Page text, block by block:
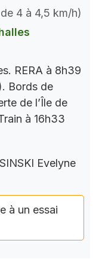
4 à 4,5 km/h)
RERA à 8h39
Bords de
de l’Île de
à 16h33
Evelyne
à un essai